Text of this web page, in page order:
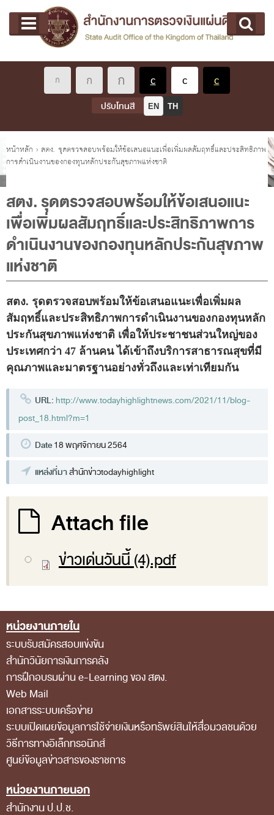
Main menu
หน้าแรก
เกี่ยวกับ คตง.
นโยบายการตรวจเงินแผ่นดิน
หลักเกณฑ์มาตรฐานเกี่ยวกับการตรวจเงินแผ่นดิน
ผู้ว่าการตรวจเงินแผ่นดิน
การบริหารและพัฒนาทรัพยากรบุคคล
ประวัติสำนักงานการตรวจเงินแผ่นดิน
พรป. ว่าด้วยการตรวจเงินแผ่นดิน พ.ศ. 2561
แผนปฏิบัติราชการ ระยะ 5 ปี (พ.ศ. 2566 - 2570)
พระราชดำรัส รัชกาลที่ 9
ผู้บริหารสำนักงานการตรวจเงินแผ่นดิน
รองผู้ว่าการตรวจเงินแผ่นดิน
ผู้ตรวจเงินแผ่นดิน (สตภ.1-15)
ที่ปรึกษาการตรวจเงินแผ่นดิน
รองผู้ตรวจเงินแผ่นดิน (สตภ.1-15)
ผู้บริหารเทคโนโลยีสารสนเทศระดับสูง (CIO)
หน้าที่และอำนาจ และการแบ่งส่วนราชการ
โครงสร้างหน่วยงาน
ภาพรวม
ส่วนกลาง
แผ่นดิน
โครงสร้างคณะกรรมการตรวจสอบ
เอกสารที่เกี่ยวข้องกับคณะกรรมการตรวจสอบ
คณะกรรมการมาตรฐานจริยธรรมของเจ้าหน้าที่และ
บุคลากรอื่น
โครงสร้างคณะกรรมการ
เอกสารที่เกี่ยวข้อง
ผลการตรวจสอบ
ปรับโทนสี EN TH
คุณอยู่ที่
หน้าหลัก › สตง. รุดตรวจสอบพร้อมให้ข้อเสนอแนะเพื่อเพิ่มผลสัมฤทธิ์และประสิทธิภาพ
การดำเนินงานของกองทุนหลักประกันสุขภาพแห่งชาติ
สตง. รุดตรวจสอบพร้อมให้ข้อเสนอแนะ
เพื่อเพิ่มผลสัมฤทธิ์และประสิทธิภาพการ
ดำเนินงานของกองทุนหลักประกันสุขภาพ
แห่งชาติ
สตง. รุดตรวจสอบพร้อมให้ข้อเสนอแนะเพื่อเพิ่มผล
สัมฤทธิ์และประสิทธิภาพการดำเนินงานของกองทุนหลัก
ประกันสุขภาพแห่งชาติ เพื่อให้ประชาชนส่วนใหญ่ของ
ประเทศกว่า 47 ล้านคน ได้เข้าถึงบริการสาธารณสุขที่มี
คุณภาพและมาตรฐานอย่างทั่วถึงและเท่าเทียมกัน
URL: http://www.todayhighlightnews.com/2021/11/blog-
post_18.html?m=1
Date18 พฤศจิกายน 2564
แหล่งที่มาสำนักข่าวtodayhighlight
Attach file
ข่าวเด่นวันนี้ (4).pdf
Footer Menu
หน่วยงานภายใน
ระบบรับสมัครสอบแข่งขัน
สำนักวินัยการเงินการคลัง
การฝึกอบรมผ่าน e-Learning ของ สตง.
Web Mail
เอกสารระบบเครือข่าย
ระบบเปิดเผยข้อมูลการใช้จ่ายเงินหรือทรัพย์สินให้สื่อมวลชนด้วย
วิธีการทางอิเล็กทรอนิกส์
ศูนย์ข้อมูลข่าวสารของราชการ
หน่วยงานภายนอก
สำนักงาน ป.ป.ช.